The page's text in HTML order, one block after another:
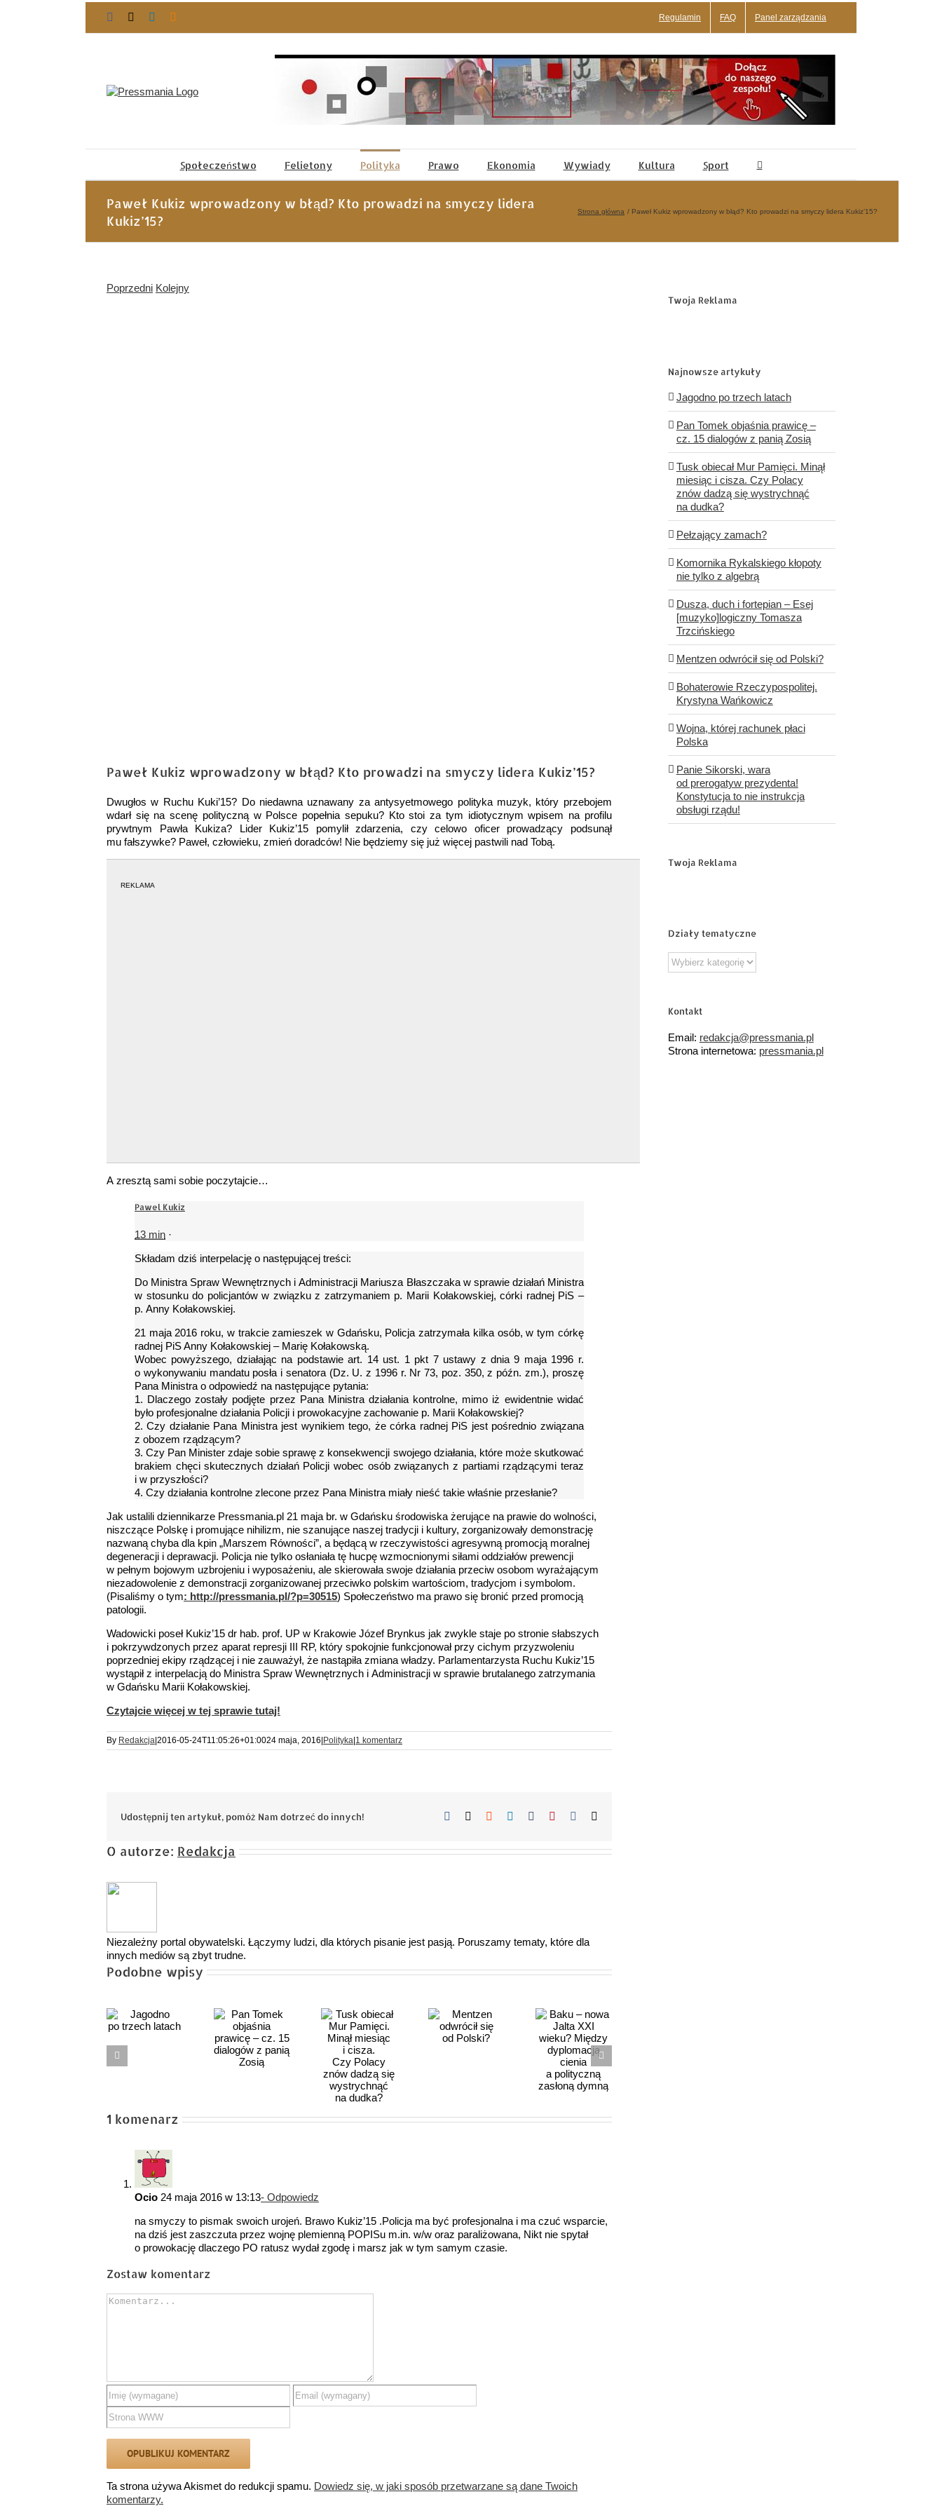
Facebook LinkedIn Regulamin FAQ Panel zarządzania
Społeczeństwo Felietony Polityka Prawo Ekonomia Wywiady Kultura Sport
Paweł Kukiz wprowadzony w błąd? Kto prowadzi na smyczy lidera
Kukiz’15?
Strona główna Paweł Kukiz wprowadzony w błąd? Kto prowadzi na smyczy lidera Kukiz’15?
Poprzedni Kolejny
Paweł Kukiz wprowadzony w błąd? Kto prowadzi na smyczy lidera Kukiz’15?
Dwugłos w Ruchu Kuki’15? Do niedawna uznawany za antysyetmowego polityka muzyk, który przebojem
wdarł się na scenę polityczną w Polsce popełnia sepuku? Kto stoi za tym idiotycznym wpisem na profilu
prywtnym Pawła Kukiza? Lider Kukiz’15 pomylił zdarzenia, czy celowo oficer prowadzący podsunął
mu fałszywke? Paweł, człowieku, zmień doradców! Nie będziemy się już więcej pastwili nad Tobą.
REKLAMA
A zresztą sami sobie poczytajcie…
Pawel Kukiz
13 min ·
Składam dziś interpelację o następującej treści:
Do Ministra Spraw Wewnętrznych i Administracji Mariusza Błaszczaka w sprawie działań Ministra
w stosunku do policjantów w związku z zatrzymaniem p. Marii Kołakowskiej, córki radnej PiS –
p. Anny Kołakowskiej.
21 maja 2016 roku, w trakcie zamieszek w Gdańsku, Policja zatrzymała kilka osób, w tym córkę
radnej PiS Anny Kołakowskiej – Marię Kołakowską.
Wobec powyższego, działając na podstawie art. 14 ust. 1 pkt 7 ustawy z dnia 9 maja 1996 r.
o wykonywaniu mandatu posła i senatora (Dz. U. z 1996 r. Nr 73, poz. 350, z późn. zm.), proszę
Pana Ministra o odpowiedź na następujące pytania:
1. Dlaczego zostały podjęte przez Pana Ministra działania kontrolne, mimo iż ewidentnie widać
było profesjonalne działania Policji i prowokacyjne zachowanie p. Marii Kołakowskiej?
2. Czy działanie Pana Ministra jest wynikiem tego, że córka radnej PiS jest pośrednio związana
z obozem rządzącym?
3. Czy Pan Minister zdaje sobie sprawę z konsekwencji swojego działania, które może skutkować
brakiem chęci skutecznych działań Policji wobec osób związanych z partiami rządzącymi teraz
i w przyszłości?
4. Czy działania kontrolne zlecone przez Pana Ministra miały nieść takie właśnie przesłanie?
Jak ustalili dziennikarze Pressmania.pl 21 maja br. w Gdańsku środowiska żerujące na prawie do wolności,
niszczące Polskę i promujące nihilizm, nie szanujące naszej tradycji i kultury, zorganizowały demonstrację
nazwaną chyba dla kpin „Marszem Równości”, a będącą w rzeczywistości agresywną promocją moralnej
degeneracji i deprawacji. Policja nie tylko osłaniała tę hucpę wzmocnionymi siłami oddziałów prewencji
w pełnym bojowym uzbrojeniu i wyposażeniu, ale skierowała swoje działania przeciw osobom wyrażającym
niezadowolenie z demonstracji zorganizowanej przeciwko polskim wartościom, tradycjom i symbolom.
(Pisaliśmy o tym: http://pressmania.pl/?p=30515) Społeczeństwo ma prawo się bronić przed promocją
patologii.
Wadowicki poseł Kukiz’15 dr hab. prof. UP w Krakowie Józef Brynkus jak zwykle staje po stronie słabszych
i pokrzywdzonych przez aparat represji III RP, który spokojnie funkcjonował przy cichym przyzwoleniu
poprzedniej ekipy rządzącej i nie zauważył, że nastąpiła zmiana władzy. Parlamentarzysta Ruchu Kukiz’15
wystąpił z interpelacją do Ministra Spraw Wewnętrznych i Administracji w sprawie brutalanego zatrzymania
w Gdańsku Marii Kołakowskiej.
Czytajcie więcej w tej sprawie tutaj!
By Redakcja 2016-05-24T11:05:26+01:0024 maja, 2016 Polityka 1 komentarz
Udostępnij ten artykuł, pomóż Nam dotrzeć do innych! Facebook Reddit LinkedIn
TumblrPinterest
O autorze: Redakcja
Niezależny portal obywatelski. Łączymy ludzi, dla których pisanie jest pasją. Poruszamy tematy, które dla
innych mediów są zbyt trudne.
Podobne wpisy
Pan Tomek
Tusk
obiecał Mur
Pamięci.
Minął
się
Mentzen
odwrócił
się
od Polski?
Baku –
nowa Jalta
zasłoną
1 komenarz
Ocio 24 maja 2016 w 13:13- Odpowiedz
na smyczy to pismak swoich urojeń. Brawo Kukiz’15 .Policja ma być profesjonalna i ma czuć wsparcie,
na dziś jest zaszczuta przez wojnę plemienną POPISu m.in. w/w oraz paraliżowana, Nikt nie spytał
o prowokację dlaczego PO ratusz wydał zgodę i marsz jak w tym samym czasie.
Zostaw komentarz
Comment
Ta strona używa Akismet do redukcji spamu. Dowiedz się, w jaki sposób przetwarzane są dane Twoich
komentarzy.
Twoja Reklama
Najnowsze artykuły
Jagodno po trzech latach
Pan Tomek objaśnia prawicę –
cz. 15 dialogów z panią Zosią
Tusk obiecał Mur Pamięci. Minął
miesiąc i cisza. Czy Polacy
znów dadzą się wystrychnąć
na dudka?
Pełzający zamach?
Komornika Rykalskiego kłopoty
nie tylko z algebrą
Dusza, duch i fortepian – Esej
[muzyko]logiczny Tomasza
Trzcińskiego
Mentzen odwrócił się od Polski?
Bohaterowie Rzeczypospolitej.
Krystyna Wańkowicz
Wojna, której rachunek płaci
Polska
Panie Sikorski, wara
od prerogatyw prezydenta!
Konstytucja to nie instrukcja
obsługi rządu!
Twoja Reklama
Działy tematyczne
Działy
tematyczne
Kontakt
Email: redakcja@pressmania.pl
Strona internetowa: pressmania.pl